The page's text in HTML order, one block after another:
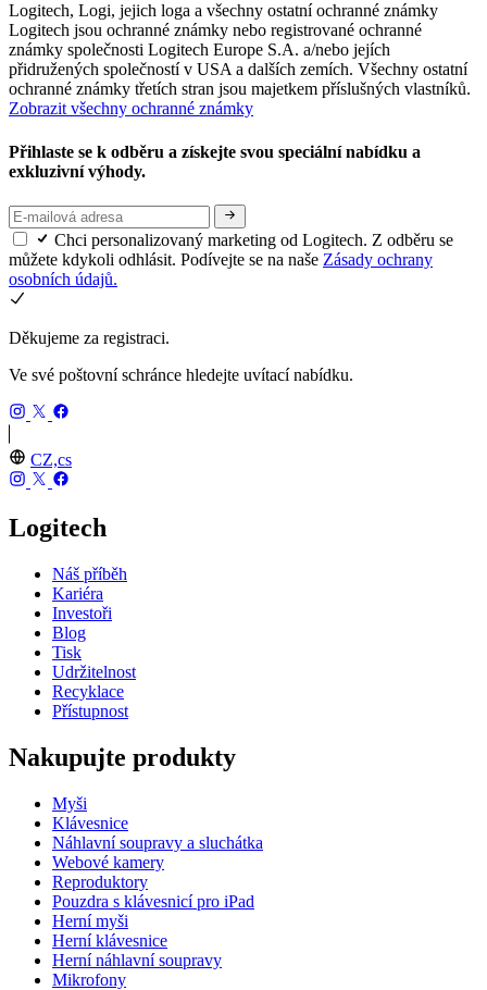
Logitech, Logi, jejich loga a všechny ostatní ochranné známky
Logitech jsou ochranné známky nebo registrované ochranné
známky společnosti Logitech Europe S.A. a/nebo jejích
přidružených společností v USA a dalších zemích. Všechny ostatní
ochranné známky třetích stran jsou majetkem příslušných vlastníků.
Zobrazit všechny ochranné známky
Přihlaste se k odběru a získejte svou speciální nabídku a
exkluzivní výhody.
Chci personalizovaný marketing od Logitech. Z odběru se
můžete kdykoli odhlásit. Podívejte se na naše Zásady ochrany
osobních údajů.
Děkujeme za registraci.
Ve své poštovní schránce hledejte uvítací nabídku.
CZ,cs
Logitech
Náš příběh
Kariéra
Investoři
Blog
Tisk
Udržitelnost
Recyklace
Přístupnost
Nakupujte produkty
Myši
Klávesnice
Náhlavní soupravy a sluchátka
Webové kamery
Reproduktory
Pouzdra s klávesnicí pro iPad
Herní myši
Herní klávesnice
Herní náhlavní soupravy
Mikrofony